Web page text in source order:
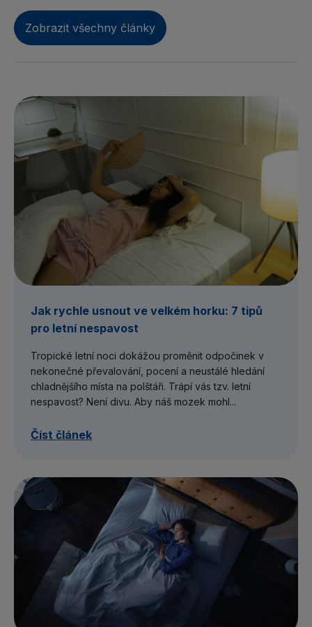
Zobrazit všechny články
Jak rychle usnout ve velkém horku: 7 tipů
pro letní nespavost
Tropické letní noci dokážou proměnit odpočinek v
nekonečné převalování, pocení a neustálé hledání
chladnějšího místa na polštáři. Trápí vás tzv. letní
nespavost? Není divu. Aby náš mozek mohl...
Číst článek